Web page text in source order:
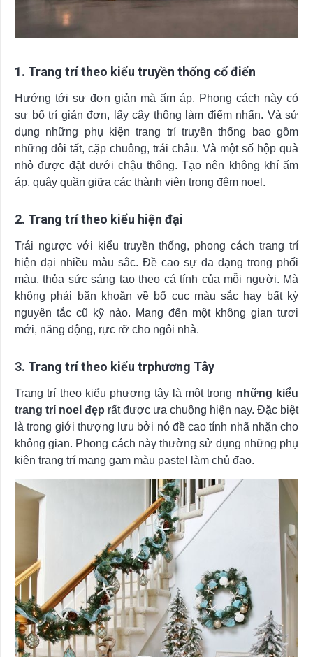
1. Trang trí theo kiểu truyền thống cổ điển
Hướng tới sự đơn giản mà ấm áp. Phong cách này có
sự bố trí giản đơn, lấy cây thông làm điểm nhấn. Và sử
dụng những phụ kiện trang trí truyền thống bao gồm
những đôi tất, cặp chuông, trái châu. Và một số hộp quà
nhỏ được đặt dưới chậu thông. Tạo nên không khí ấm
áp, quây quần giữa các thành viên trong đêm noel.
2. Trang trí theo kiểu hiện đại
Trái ngược với kiểu truyền thống, phong cách trang trí
hiện đại nhiều màu sắc. Đề cao sự đa dạng trong phối
màu, thỏa sức sáng tạo theo cá tính của mỗi người. Mà
không phải băn khoăn về bố cục màu sắc hay bất kỳ
nguyên tắc cũ kỹ nào. Mang đến một không gian tươi
mới, năng động, rực rỡ cho ngôi nhà.
3. Trang trí theo kiểu trphương Tây
Trang trí theo kiểu phương tây là một trong những kiểu
trang trí noel đẹp rất được ưa chuộng hiện nay. Đặc biệt
là trong giới thượng lưu bởi nó đề cao tính nhã nhặn cho
không gian. Phong cách này thường sử dụng những phụ
kiện trang trí mang gam màu pastel làm chủ đạo.